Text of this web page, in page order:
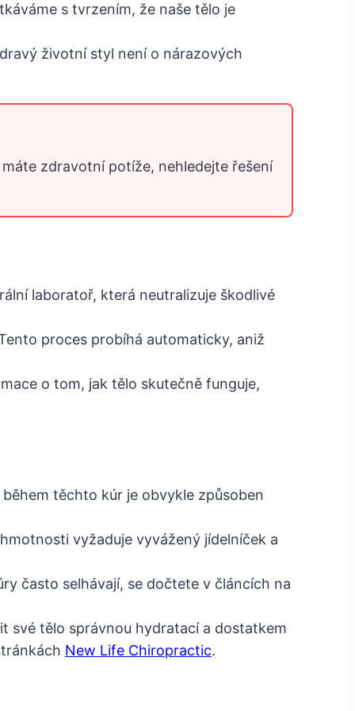
s tvrzením, že naše tělo je
životní styl není o nárazových
zdravotní potíže, nehledejte řešení
laboratoř, která neutralizuje škodlivé
proces probíhá automaticky, aniž
o tom, jak tělo skutečně funguje,
těchto kúr je obvykle způsoben
vyžaduje vyvážený jídelníček a
často selhávají, se dočtete v článcích na
tělo správnou hydratací a dostatkem
New Life Chiropractic.